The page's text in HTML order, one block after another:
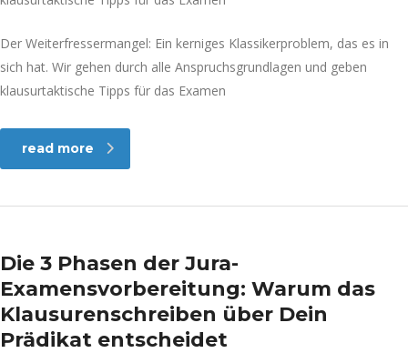
Der Weiterfressermangel: Ein kerniges Klassikerproblem, das es in
sich hat. Wir gehen durch alle Anspruchsgrundlagen und geben
klausurtaktische Tipps für das Examen
read more
Die 3 Phasen der Jura-
Examensvorbereitung: Warum das
Klausurenschreiben über Dein
Prädikat entscheidet